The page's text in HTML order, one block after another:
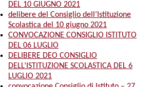
DEL 10 GIUGNO 2021
delibere del Consiglio dell’Istituzione
Scolastica del 10 giugno 2021
CONVOCAZIONE CONSIGLIO ISTITUTO
DEL 06 LUGLIO
DELIBERE DEO CONSIGLIO
DELL’ISTITUZIONE SCOLASTICA DEL 6
LUGLIO 2021